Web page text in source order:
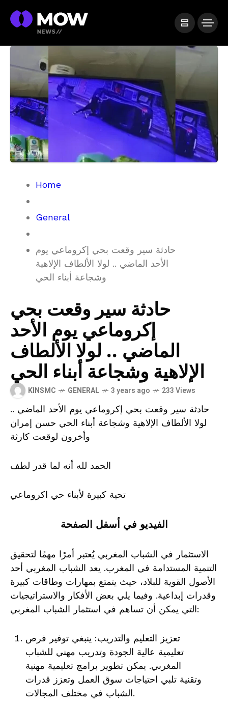
Home
General
حادثة سير وقعت بحي إكروماعي يوم
الأحد الماضي .. لولا الألطاف الإلاهية
وشجاعة أبناء الحي
حادثة سير وقعت بحي
إكروماعي يوم الأحد
الماضي .. لولا الألطاف
الإلاهية وشجاعة أبناء الحي
KINSMC GENERAL 3 years ago
233 Views
حادثة سير وقعت بحي إكروماعي يوم الأحد الماضي ..
لولا الألطاف الإلاهية وشجاعة أبناء الحي حسن إمران
وأخرون لوقعت كارثة
الحمد لله أنه لما قدر لطف
تحية كبيرة لأبناء حي اكروماعي
الفيديو في أسفل الصفحة
الاستثمار في الشباب المغربي يُعتبر أمرًا مهمًا لتحقيق
التنمية المستدامة في المغرب. يعد الشباب المغربي أحد
الأصول القوية للبلاد، حيث يتمتع بمهارات وطاقات كبيرة
وقدرات إبداعية. وفيما يلي بعض الأفكار والاستراتيجيات
التي يمكن أن تساهم في استثمار الشباب المغربي:
تعزيز التعليم والتدريب: ينبغي توفير فرص
تعليمية عالية الجودة وتدريب مهني للشباب
المغربي. يمكن تطوير برامج تعليمية مهنية
وتقنية تلبي احتياجات سوق العمل وتعزز قدرات
الشباب في مختلف المجالات.